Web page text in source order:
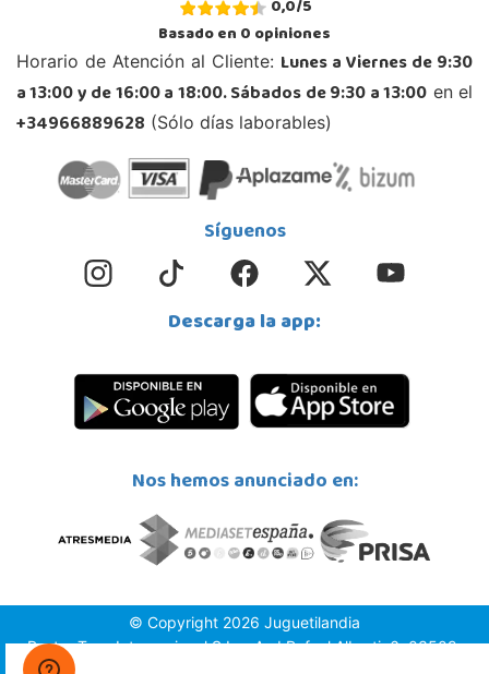
0,0/5
Basado en0opiniones
Horario de Atención al Cliente: Lunes a Viernes de 9:30
a 13:00 y de 16:00 a 18:00. Sábados de 9:30 a 13:00 en el
+34966889628 (Sólo días laborables)
Síguenos
Descarga la app:
Nos hemos anunciado en:
© Copyright 2026 Juguetilandia
Pastor Toys Internacional S.L. - Avd.Rafael Alberti, 6, 03509,